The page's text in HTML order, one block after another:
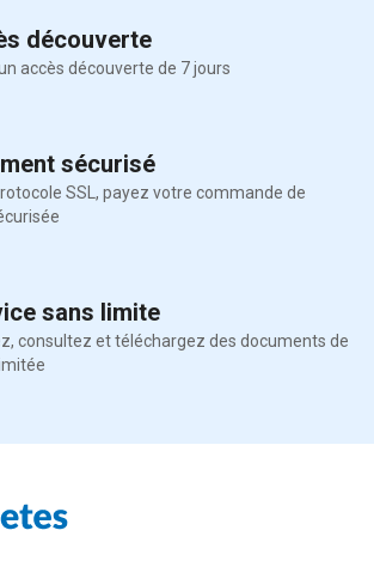
découverte
accès découverte de 7 jours
sécurisé
SSL, payez votre commande de
sans limite
consultez et téléchargez des documents de